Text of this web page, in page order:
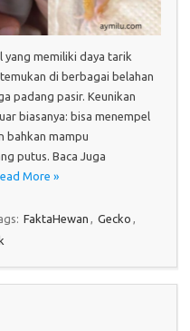
yang memiliki daya tarik
di berbagai belahan
padang pasir. Keunikan
biasanya: bisa menempel
bahkan mampu
putus. Baca Juga
More »
FaktaHewan Gecko